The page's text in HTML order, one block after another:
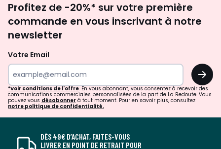
newsletter
Profitez de -20%* sur votre première
commande en vous inscrivant à notre
newsletter
Votre Email
OK
*Voir conditions de l'offre. En vous abonnant, vous consentez à recevoir des
communications commerciales personnalisées de la part de La Redoute. Vous
pouvez vous désabonner à tout moment. Pour en savoir plus, consultez
notre politique de confidentialité.
DÈS 49€ D’ACHAT, FAITES-VOUS
LIVRER EN POINT DE RETRAIT POUR